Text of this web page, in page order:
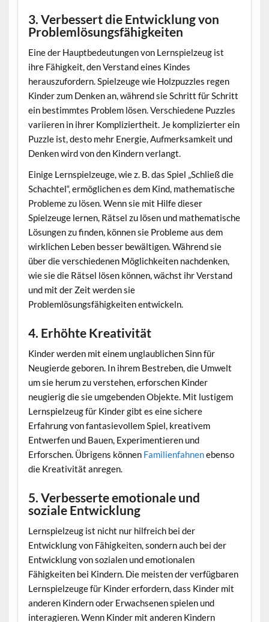
3. Verbessert die Entwicklung von
Problemlösungsfähigkeiten
Eine der Hauptbedeutungen von Lernspielzeug ist
ihre Fähigkeit, den Verstand eines Kindes
herauszufordern. Spielzeuge wie Holzpuzzles regen
Kinder zum Denken an, während sie Schritt für Schritt
ein bestimmtes Problem lösen. Verschiedene Puzzles
variieren in ihrer Kompliziertheit. Je komplizierter ein
Puzzle ist, desto mehr Energie, Aufmerksamkeit und
Denken wird von den Kindern verlangt.
Einige Lernspielzeuge, wie z. B. das Spiel „Schließ die
Schachtel“, ermöglichen es dem Kind, mathematische
Probleme zu lösen. Wenn sie mit Hilfe dieser
Spielzeuge lernen, Rätsel zu lösen und mathematische
Lösungen zu finden, können sie Probleme aus dem
wirklichen Leben besser bewältigen. Während sie
über die verschiedenen Möglichkeiten nachdenken,
wie sie die Rätsel lösen können, wächst ihr Verstand
und mit der Zeit werden sie
Problemlösungsfähigkeiten entwickeln.
4. Erhöhte Kreativität
Kinder werden mit einem unglaublichen Sinn für
Neugierde geboren. In ihrem Bestreben, die Umwelt
um sie herum zu verstehen, erforschen Kinder
neugierig die sie umgebenden Objekte. Mit lustigem
Lernspielzeug für Kinder gibt es eine sichere
Erfahrung von fantasievollem Spiel, kreativem
Entwerfen und Bauen, Experimentieren und
Erforschen. Übrigens können Familienfahnenebenso
die Kreativität anregen.
5. Verbesserte emotionale und
soziale Entwicklung
Lernspielzeug ist nicht nur hilfreich bei der
Entwicklung von Fähigkeiten, sondern auch bei der
Entwicklung von sozialen und emotionalen
Fähigkeiten bei Kindern. Die meisten der verfügbaren
Lernspielzeuge für Kinder erfordern, dass Kinder mit
anderen Kindern oder Erwachsenen spielen und
interagieren. Wenn Kinder mit anderen Kindern